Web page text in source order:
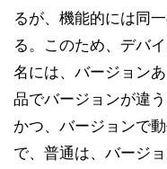
るが、機能的には同
る。このため、デバ
名には、バージョン
品でバージョンが違
かつ、バージョンで
で、普通は、バージ